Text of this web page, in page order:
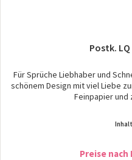
Postk.
Für Sprüche Liebhaber und
schönem Design mit viel Liebe
Feinpapier und
Inhalt
Preise